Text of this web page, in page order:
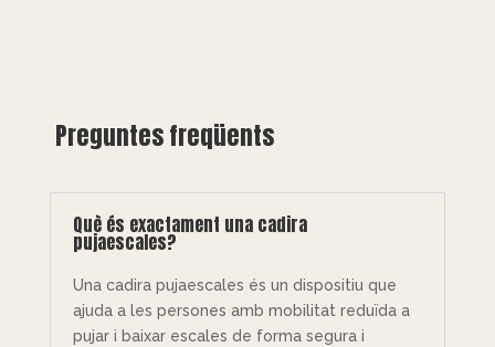
Preguntes freqüents
Què és exactament una cadira
pujaescales?
Una cadira pujaescales és un dispositiu que
ajuda a les persones amb mobilitat reduïda a
pujar i baixar escales de forma segura i